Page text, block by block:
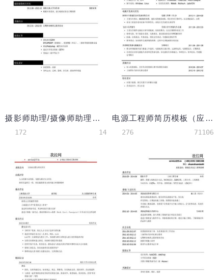
摄影师助理/摄像师助理简历模板
172 14
电源工程师简历模板（应届生初级岗位）
276 71106